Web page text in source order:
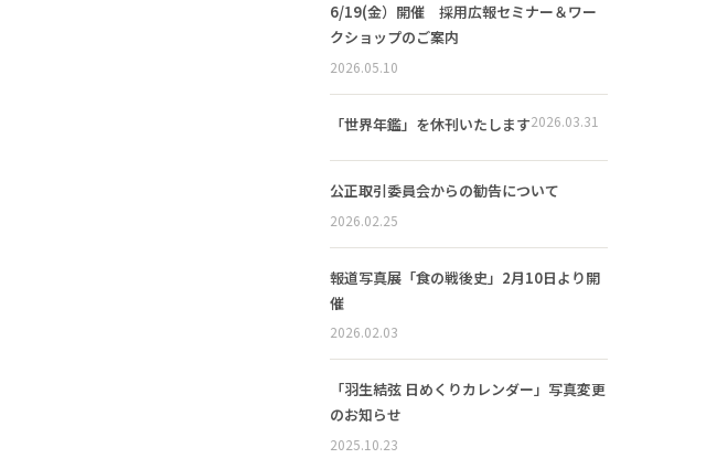
6/19(金）開催 採用広報セミナー＆ワー
クショップのご案内
2026.05.10
「世界年鑑」を休刊いたします2026.03.31
公正取引委員会からの勧告について
2026.02.25
報道写真展「食の戦後史」2月10日より開
催
2026.02.03
「羽生結弦 日めくりカレンダー」写真変更
のお知らせ
2025.10.23